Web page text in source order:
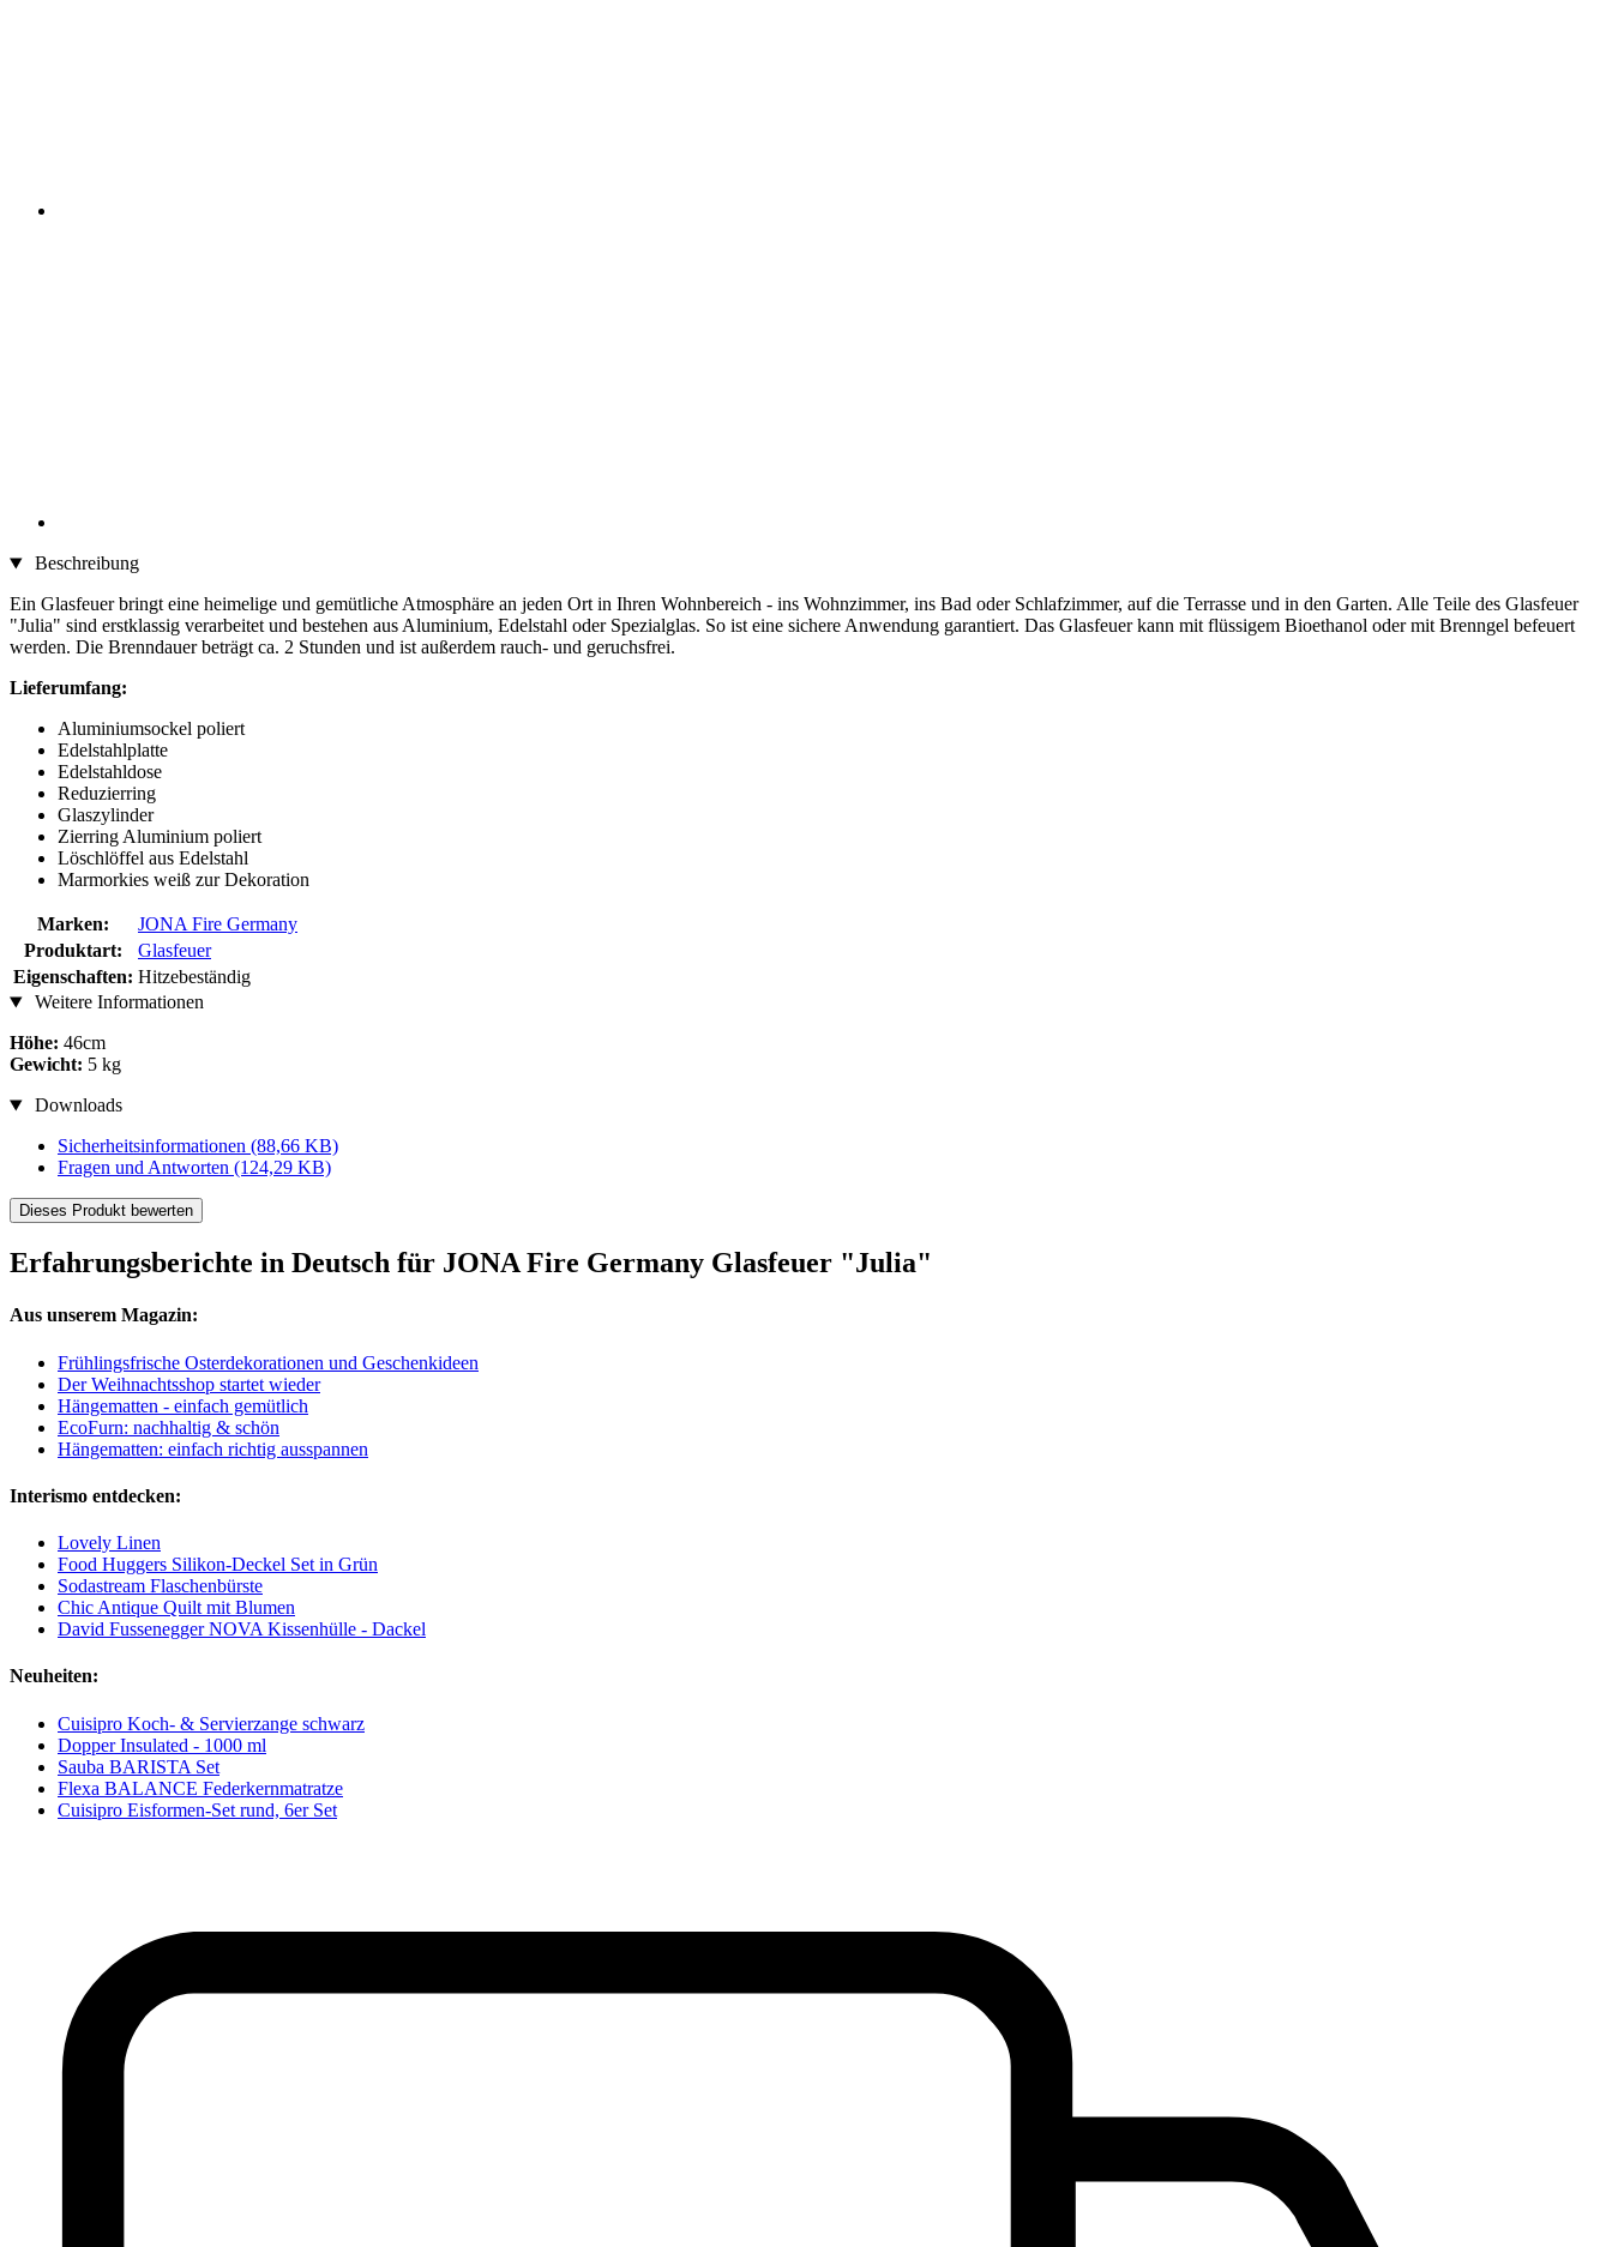
Beschreibung
Ein Glasfeuer bringt eine heimelige und gemütliche Atmosphäre an jeden Ort in Ihren Wohnbereich - ins Wohnzimmer, ins Bad oder Schlafzimmer, auf die Terrasse und in den Garten. Alle Teile des Glasfeuer
"Julia" sind erstklassig verarbeitet und bestehen aus Aluminium, Edelstahl oder Spezialglas. So ist eine sichere Anwendung garantiert. Das Glasfeuer kann mit flüssigem Bioethanol oder mit Brenngel befeuert
werden. Die Brenndauer beträgt ca. 2 Stunden und ist außerdem rauch- und geruchsfrei.
Lieferumfang:
Aluminiumsockel poliert
Edelstahlplatte
Edelstahldose
Reduzierring
Glaszylinder
Zierring Aluminium poliert
Löschlöffel aus Edelstahl
Marmorkies weiß zur Dekoration
Marken:
JONA Fire Germany
Produktart:
Glasfeuer
Eigenschaften: Hitzebeständig
Weitere Informationen
Höhe: 46cm
Gewicht: 5 kg
Downloads
Sicherheitsinformationen (88,66 KB)
Fragen und Antworten (124,29 KB)
Dieses Produkt bewerten
Erfahrungsberichte in Deutsch für JONA Fire Germany Glasfeuer "Julia"
Aus unserem Magazin:
Frühlingsfrische Osterdekorationen und Geschenkideen
Der Weihnachtsshop startet wieder
Hängematten - einfach gemütlich
EcoFurn: nachhaltig & schön
Hängematten: einfach richtig ausspannen
Interismo entdecken:
Lovely Linen
Food Huggers Silikon-Deckel Set in Grün
Sodastream Flaschenbürste
Chic Antique Quilt mit Blumen
David Fussenegger NOVA Kissenhülle - Dackel
Neuheiten:
Cuisipro Koch- & Servierzange schwarz
Dopper Insulated - 1000 ml
Sauba BARISTA Set
Flexa BALANCE Federkernmatratze
Cuisipro Eisformen-Set rund, 6er Set